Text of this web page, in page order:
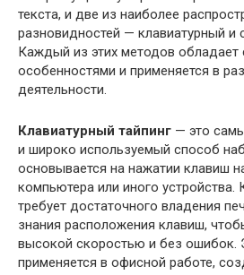
текста, и две из наиболее
разновидностей — клавиатурный и
Каждый из этих методов обладает
особенностями и применяется в
деятельности.
Клавиатурный тайпинг — это
и широко используемый способ
основывается на нажатии клавиш
компьютера или иного устройства.
требует достаточного владения
знания расположения клавиш,
высокой скоростью и без ошибок.
применяется в офисной работе,